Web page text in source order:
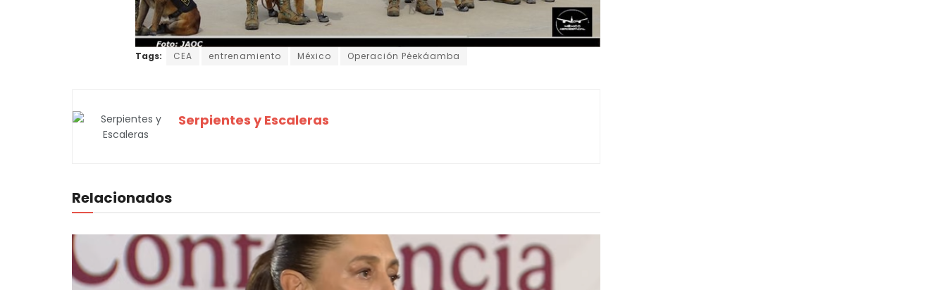
Tags: CEA entrenamiento México Operación Péekáamba
Serpientes y Escaleras
Relacionados